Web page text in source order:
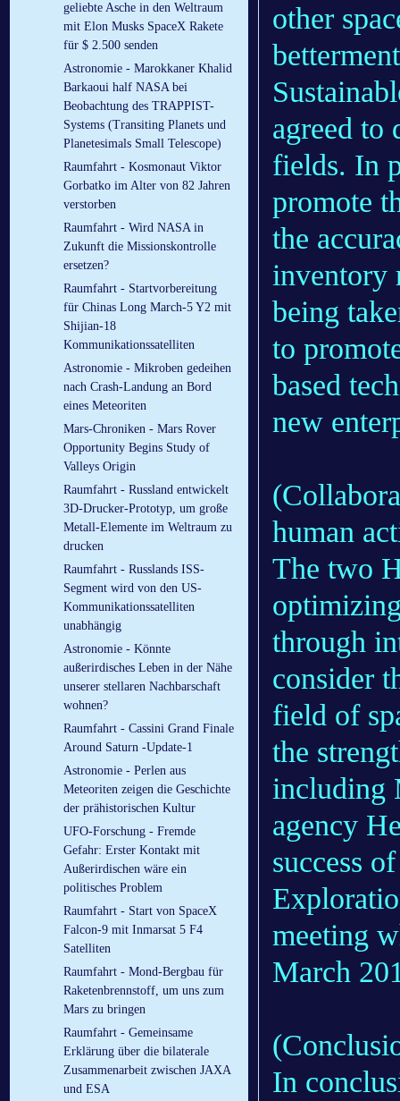
geliebte Asche in den Weltraum
mit Elon Musks SpaceX Rakete
für $ 2.500 senden
Astronomie - Marokkaner Khalid
Barkaoui half NASA bei
Beobachtung des TRAPPIST-
Systems (Transiting Planets und
Planetesimals Small Telescope)
Raumfahrt - Kosmonaut Viktor
Gorbatko im Alter von 82 Jahren
verstorben
Raumfahrt - Wird NASA in
Zukunft die Missionskontrolle
ersetzen?
Raumfahrt - Startvorbereitung
für Chinas Long March-5 Y2 mit
Shijian-18
Kommunikationssatelliten
Astronomie - Mikroben gedeihen
nach Crash-Landung an Bord
eines Meteoriten
Mars-Chroniken - Mars Rover
Opportunity Begins Study of
Valleys Origin
Raumfahrt - Russland entwickelt
3D-Drucker-Prototyp, um große
Metall-Elemente im Weltraum zu
drucken
Raumfahrt - Russlands ISS-
Segment wird von den US-
Kommunikationssatelliten
unabhängig
Astronomie - Könnte
außerirdisches Leben in der Nähe
unserer stellaren Nachbarschaft
wohnen?
Raumfahrt - Cassini Grand Finale
Around Saturn -Update-1
Astronomie - Perlen aus
Meteoriten zeigen die Geschichte
der prähistorischen Kultur
UFO-Forschung - Fremde
Gefahr: Erster Kontakt mit
Außerirdischen wäre ein
politisches Problem
Raumfahrt - Start von SpaceX
Falcon-9 mit Inmarsat 5 F4
Satelliten
Raumfahrt - Mond-Bergbau für
Raketenbrennstoff, um uns zum
Mars zu bringen
Raumfahrt - Gemeinsame
Erklärung über die bilaterale
Zusammenarbeit zwischen JAXA
und ESA
other
agreed to
fields. In
promote
the
inventory
being
to
based
new
human
The two
through
consider
field of
the
including
agency
success
meeting
March
In